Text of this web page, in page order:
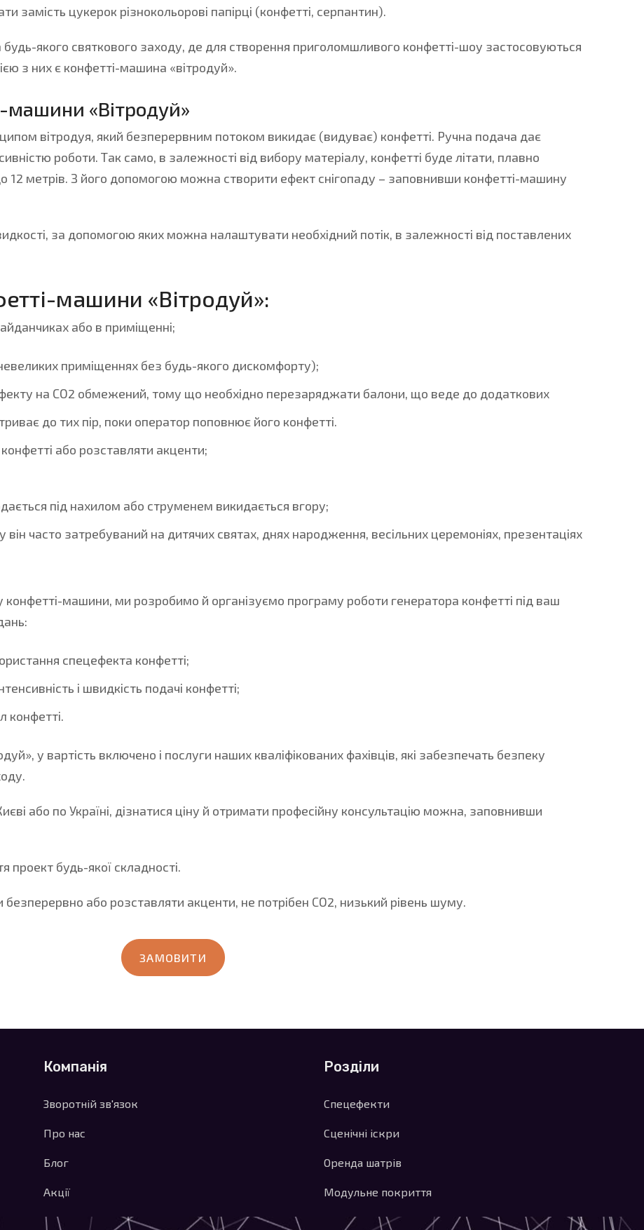
замість цукерок різнокольорові папірці (конфетті, серпантин).
будь-якого святкового заходу, де для створення приголомшливого конфетті-шоу застосовуються
з них є конфетті-машина «вітродуй».
машини «Вітродуй»
вітродуя, який безперервним потоком викидає (видуває) конфетті. Ручна подача дає
роботи. Так само, в залежності від вибору матеріалу, конфетті буде літати, плавно
12 метрів. З його допомогою можна створити ефект снігопаду – заповнивши конфетті-машину
за допомогою яких можна налаштувати необхідний потік, в залежності від поставлених
машини «Вітродуй»:
або в приміщенні;
приміщеннях без будь-якого дискомфорту);
на СО2 обмежений, тому що необхідно перезаряджати балони, що веде до додаткових
до тих пір, поки оператор поповнює його конфетті.
або розставляти акценти;
під нахилом або струменем викидається вгору;
він часто затребуваний на дитячих святах, днях народження, весільних церемоніях, презентаціях
машини, ми розробимо й організуємо програму роботи генератора конфетті під ваш
спецефекта конфетті;
і швидкість подачі конфетті;
конфетті.
у вартість включено і послуги наших кваліфікованих фахівців, які забезпечать безпеку
або по Україні, дізнатися ціну й отримати професійну консультацію можна, заповнивши
проект будь-якої складності.
або розставляти акценти, не потрібен СО2, низький рівень шуму.
ЗАМОВИТИ
Компанія
Зворотній зв'язок
Про нас
Блог
Акції
Розділи
Спецефекти
Сценічні іскри
Оренда шатрів
Модульне покриття